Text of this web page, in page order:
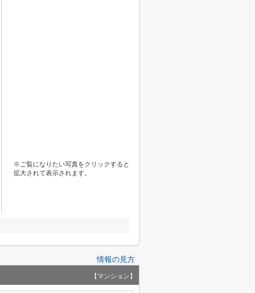
※ご覧になりたい写真をクリックすると
拡大されて表示されます。
情報の見方
【マンション】